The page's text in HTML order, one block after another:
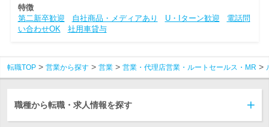
特徴
第二新卒歓迎
自社商品・メディアあり U・Iターン歓迎
電話問
い合わせOK
社用車貸与
転職TOP 営業から探す 営業 営業・代理店営業・ルートセールス・MR
職種から転職・求人情報を探す